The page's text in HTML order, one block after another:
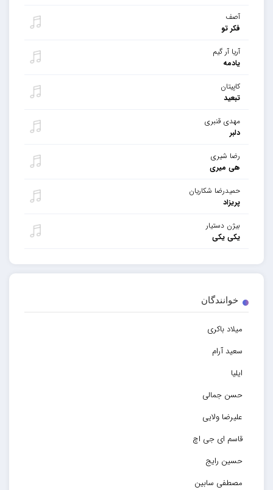
آصف
فکر تو
آریا آر گیم
یادمه
کاپیتان
تبعید
مهدی قنبری
دلبر
رضا شیری
هی میری
حمیدرضا شکاریان
پریزاد
بیژن دستیار
یکی یکی
خوانندگان
میلاد باکری
سعید آرام
ایلیا
حسن جمالی
علیرضا ولایی
قاسم ای جی اچ
حسین رایج
مصطفی سابین